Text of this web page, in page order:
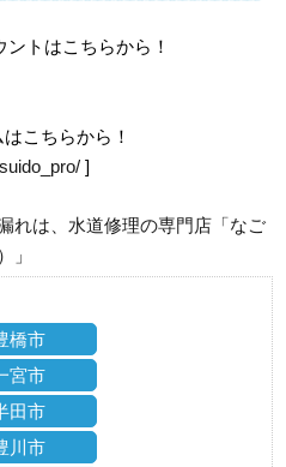
トはこちらから！
こちらから！
]
れは、水道修理の専門店「なご
」
橋市
宮市
田市
川市